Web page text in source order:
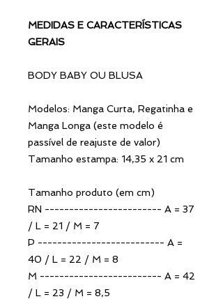
MEDIDAS E CARACTERÍSTICAS
GERAIS
BODY BABY OU BLUSA
Modelos: Manga Curta, Regatinha e
Manga Longa (este modelo é
passível de reajuste de valor)
Tamanho estampa: 14,35 x 21 cm
Tamanho produto (em cm)
RN ------------------------ A = 37
/ L = 21 / M = 7
P -------------------------- A =
40 / L = 22 / M = 8
M ------------------------- A = 42
/ L = 23 / M = 8,5